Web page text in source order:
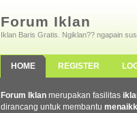
Forum Iklan
Iklan Baris Gratis. Ngiklan?? ngapain
HOME REGISTER
Forum Iklan merupakan fasilitas
dirancang untuk membantu